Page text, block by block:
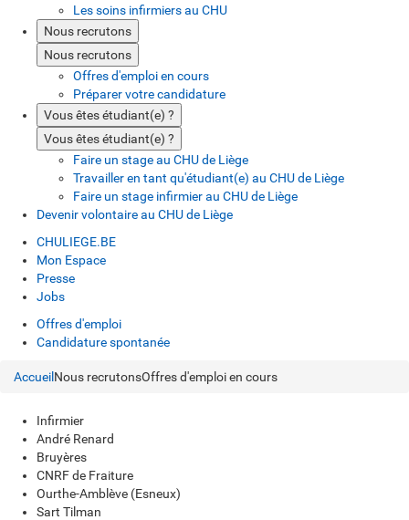
Les soins infirmiers au CHU
Nous recrutons
Nous recrutons
Offres d'emploi en cours
Préparer votre candidature
Vous êtes étudiant(e) ?
Vous êtes étudiant(e) ?
Faire un stage au CHU de Liège
Travailler en tant qu'étudiant(e) au CHU de Liège
Faire un stage infirmier au CHU de Liège
Devenir volontaire au CHU de Liège
CHULIEGE.BE
Mon Espace
Presse
Jobs
Offres d'emploi
Candidature spontanée
Accueil Nous recrutonsOffres d'emploi en cours
Infirmier
André Renard
Bruyères
CNRF de Fraiture
Ourthe-Amblève (Esneux)
Sart Tilman